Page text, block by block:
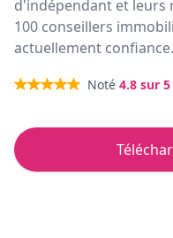
d'indépendant et leurs
100 conseillers
actuellement confiance.
Noté 4.8 sur 5